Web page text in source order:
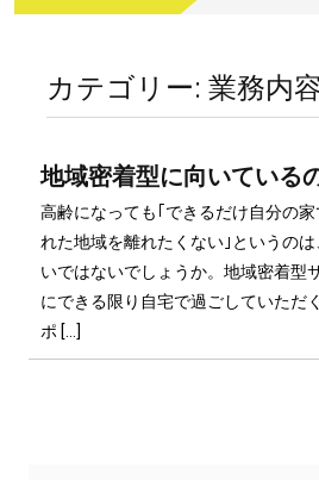
カテゴリー: 業務内
地域密着型に向いている
高齢になっても｢できるだけ自分の
れた地域を離れたくない｣というの
いではないでしょうか。地域密着型
にできる限り自宅で過ごしていただ
ポ […]